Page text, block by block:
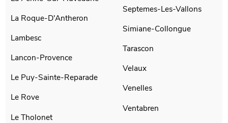
La Roque-D'Antheron
Lambesc
Lancon-Provence
Le Puy-Sainte-Reparade
Le Rove
Le Tholonet
Septemes-Les-Vallons
Simiane-Collongue
Tarascon
Velaux
Venelles
Ventabren